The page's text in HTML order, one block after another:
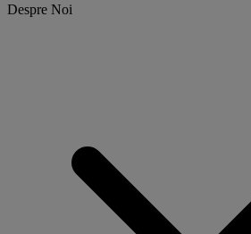
Despre Noi